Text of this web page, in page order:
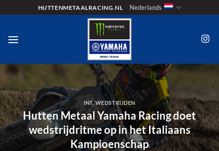
naar
HUTTENMETAALRACING.NL Nederlands
INT. WEDSTRIJDEN
Hutten Metaal Yamaha Racing doet
wedstrijdritme op in het Italiaans
Kampioenschap